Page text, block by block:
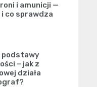
i amunicji —
co sprawdza
podstawy
– jak z
działa